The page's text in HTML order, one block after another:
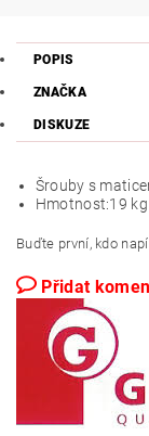
POPIS
ZNAČKA
DISKUZE
Šrouby s
Hmotnost:19 kg
Buďte první, kdo
Přidat